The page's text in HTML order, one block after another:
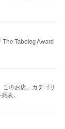
The Tabelog Award
このお店。カテゴリ
表。